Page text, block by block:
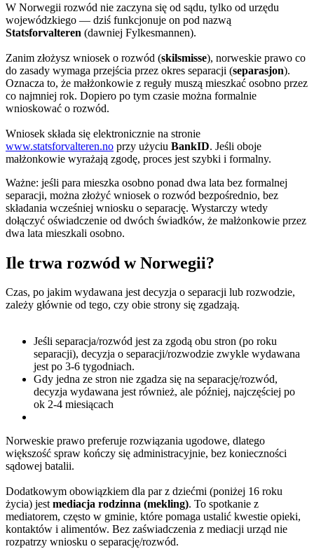
W Norwegii rozwód nie zaczyna się od sądu, tylko od urzędu
wojewódzkiego — dziś funkcjonuje on pod nazwą
Statsforvalteren (dawniej Fylkesmannen).
Zanim złożysz wniosek o rozwód (skilsmisse), norweskie prawo co
do zasady wymaga przejścia przez okres separacji (separasjon).
Oznacza to, że małżonkowie z reguły muszą mieszkać osobno przez
co najmniej rok. Dopiero po tym czasie można formalnie
wnioskować o rozwód.
Wniosek składa się elektronicznie na stronie
www.statsforvalteren.no przy użyciu BankID. Jeśli oboje
małżonkowie wyrażają zgodę, proces jest szybki i formalny.
Ważne: jeśli para mieszka osobno ponad dwa lata bez formalnej
separacji, można złożyć wniosek o rozwód bezpośrednio, bez
składania wcześniej wniosku o separację. Wystarczy wtedy
dołączyć oświadczenie od dwóch świadków, że małżonkowie przez
dwa lata mieszkali osobno.
Ile trwa rozwód w Norwegii?
Czas, po jakim wydawana jest decyzja o separacji lub rozwodzie,
zależy głównie od tego, czy obie strony się zgadzają.
Jeśli separacja/rozwód jest za zgodą obu stron (po roku
separacji), decyzja o separacji/rozwodzie zwykle wydawana
jest po 3-6 tygodniach.
Gdy jedna ze stron nie zgadza się na separację/rozwód,
decyzja wydawana jest również, ale później, najczęściej po
ok 2-4 miesiącach
Norweskie prawo preferuje rozwiązania ugodowe, dlatego
większość spraw kończy się administracyjnie, bez konieczności
sądowej batalii.
Dodatkowym obowiązkiem dla par z dziećmi (poniżej 16 roku
życia) jestmediacja rodzinna (mekling). To spotkanie z
mediatorem, często w gminie, które pomaga ustalić kwestie opieki,
kontaktów i alimentów. Bez zaświadczenia z mediacji urząd nie
rozpatrzy wniosku o separację/rozwód.